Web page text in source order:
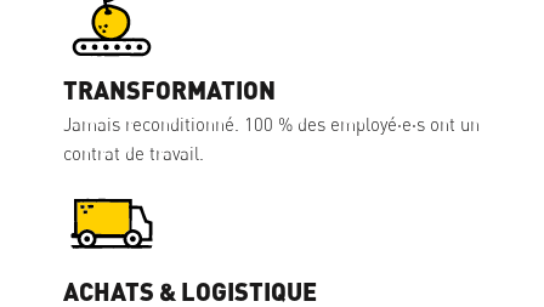
TRANSFORMATION
Jamais reconditionné. 100 % des employé·e·s ont un
contrat de travail.
ACHATS & LOGISTIQUE